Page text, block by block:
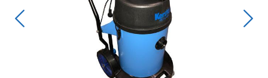
Edellinen